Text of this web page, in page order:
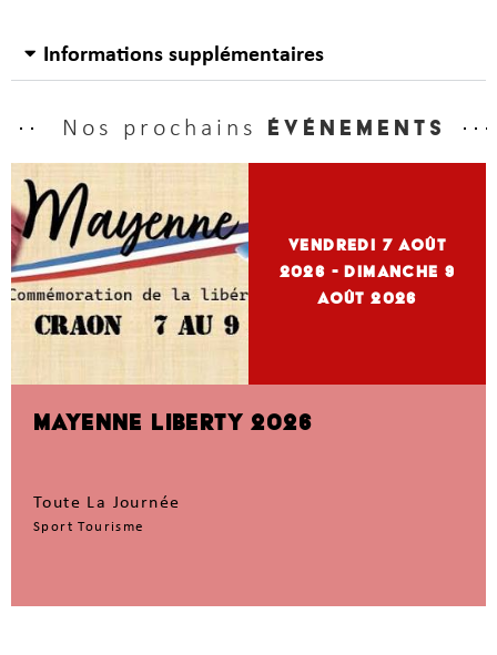
Informations supplémentaires
Nos prochains événements
vendredi 7Août
2026 - dimanche 9
Août 2026
MAYENNE LIBERTY 2026
Toute La Journée
Sport Tourisme